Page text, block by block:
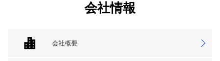
会社情報
会社概要